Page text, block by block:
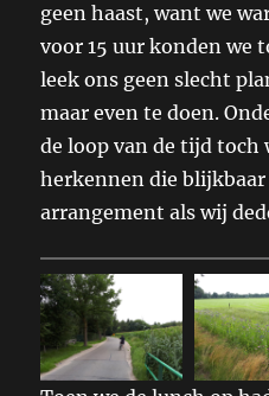
geen haast, want we
voor 15 uur konden we
leek ons geen slecht
maar even te doen.
de loop van de tijd toch
herkennen die
arrangement als wij